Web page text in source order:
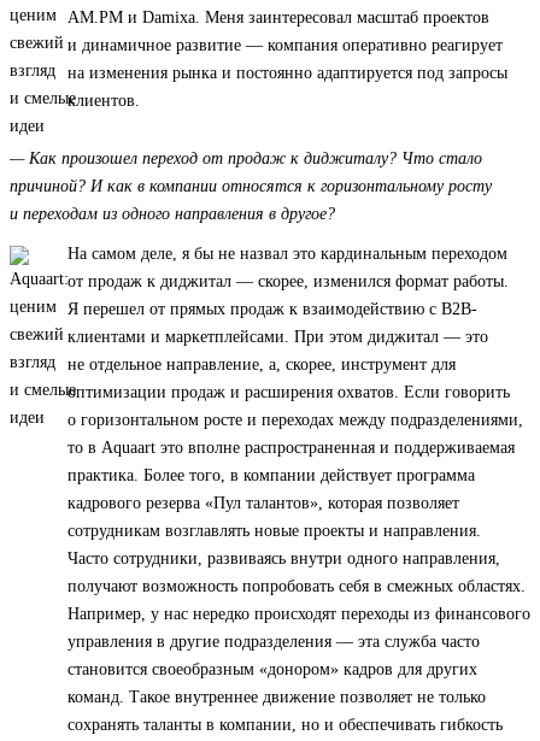
AM.PM и Damixa. Меня заинтересовал масштаб проектов
и динамичное развитие — компания оперативно реагирует
на изменения рынка и постоянно адаптируется под запросы
клиентов.
— Как произошел переход от продаж к диджиталу? Что стало
причиной? И как в компании относятся к горизонтальному росту
и переходам из одного направления в другое?
На самом деле, я бы не назвал это кардинальным переходом
от продаж к диджитал — скорее, изменился формат работы.
Я перешел от прямых продаж к взаимодействию с B2B-
клиентами и маркетплейсами. При этом диджитал — это
не отдельное направление, а, скорее, инструмент для
оптимизации продаж и расширения охватов. Если говорить
о горизонтальном росте и переходах между подразделениями,
то в Aquaart это вполне распространенная и поддерживаемая
практика. Более того, в компании действует программа
кадрового резерва «Пул талантов», которая позволяет
сотрудникам возглавлять новые проекты и направления.
Часто сотрудники, развиваясь внутри одного направления,
получают возможность попробовать себя в смежных областях.
Например, у нас нередко происходят переходы из финансового
управления в другие подразделения — эта служба часто
становится своеобразным «донором» кадров для других
команд. Такое внутреннее движение позволяет не только
сохранять таланты в компании, но и обеспечивать гибкость